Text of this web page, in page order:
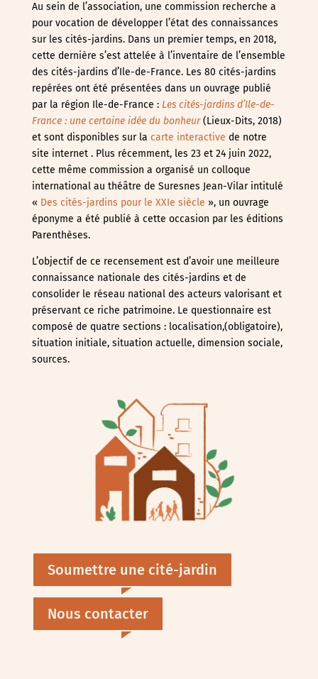
Au sein de l’association, une commission recherche a
pour vocation de développer l’état des connaissances
sur les cités-jardins. Dans un premier temps, en 2018,
cette dernière s’est attelée à l’inventaire de l’ensemble
des cités-jardins d’Ile-de-France. Les 80 cités-jardins
repérées ont été présentées dans un ouvrage publié
par la région Ile-de-France : Les cités-jardins d’Ile-de-
France : une certaine idée du bonheur (Lieux-Dits, 2018)
et sont disponibles sur la carte interactive de notre
site internet . Plus récemment, les 23 et 24 juin 2022,
cette même commission a organisé un colloque
international au théâtre de Suresnes Jean-Vilar intitulé
« Des cités-jardins pour le XXIe siècle », un ouvrage
éponyme a été publié à cette occasion par les éditions
Parenthèses.
L’objectif de ce recensement est d’avoir une meilleure
connaissance nationale des cités-jardins et de
consolider le réseau national des acteurs valorisant et
préservant ce riche patrimoine. Le questionnaire est
composé de quatre sections : localisation,(obligatoire),
situation initiale, situation actuelle, dimension sociale,
sources.
Soumettre une cité-jardin
Nous contacter